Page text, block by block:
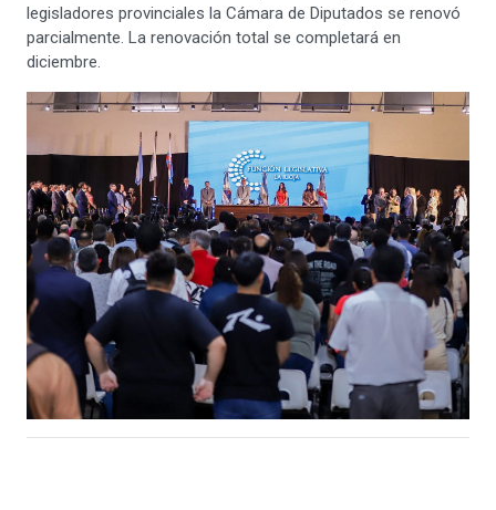
legisladores provinciales la Cámara de Diputados se renovó
parcialmente. La renovación total se completará en
diciembre.